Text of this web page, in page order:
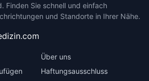
Finden Sie schnell und einfach
und Standorte in Ihrer Nähe.
Über uns
Haftungsausschluss